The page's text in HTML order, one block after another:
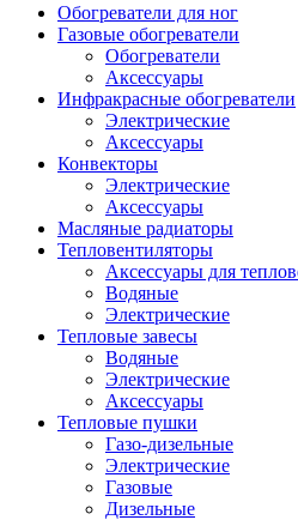
Обогреватели для ног
Газовые обогреватели
Обогреватели
Аксессуары
Инфракрасные обогреватели
Электрические
Аксессуары
Конвекторы
Электрические
Аксессуары
Масляные радиаторы
Тепловентиляторы
Аксессуары для
Водяные
Электрические
Тепловые завесы
Водяные
Электрические
Аксессуары
Тепловые пушки
Газо-дизельные
Электрические
Газовые
Дизельные